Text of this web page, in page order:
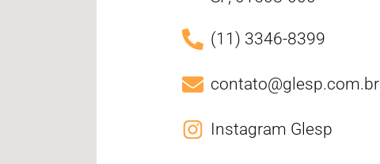
(11) 3346-8399
contato@glesp.com.br
Instagram Glesp